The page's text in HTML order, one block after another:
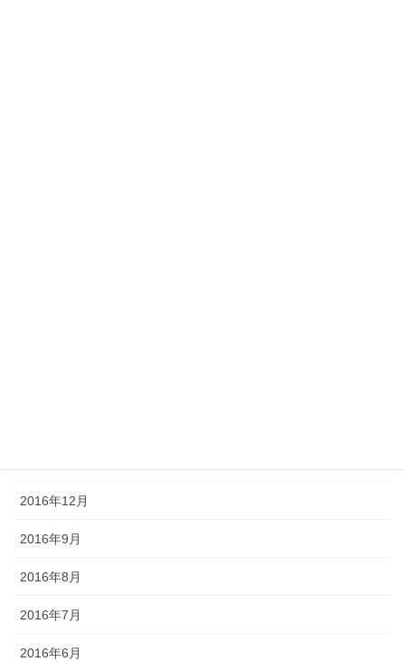
2016年12月
2016年9月
2016年8月
2016年7月
2016年6月